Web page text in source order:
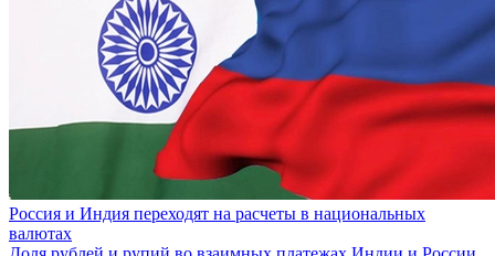
Россия и Индия переходят на расчеты в национальных
валютах